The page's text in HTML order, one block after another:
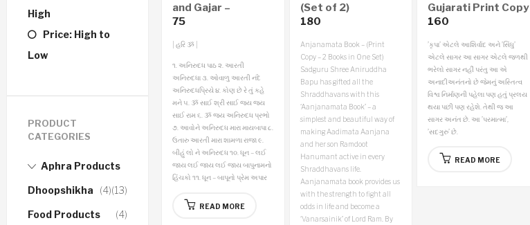
and Gajar –
Gujarati Audio CD
75
| હરિ ૐ |
૧. અનિરુદધ પાઠ૨. આરતી
અનિરુદધા૩. ઓવાળુ આરતી નંદે
અનિરુદધપ્રિયે૪. કોણ છે રે તું કહે
મને ૫. ૐ સાઈ શ્રી સાઈ જય જય
સાઈ રામ૬. ૐ જય અનિરુદધ પ્રભો
૭. આવોને અનિરુદધ મારા માયબાપા૮.
ઉતારુ આરતી મારા શામળા રાજા૯.
બીહું લો ને અનિરુદધ૧૦. ધૂન – લઈ
જાય લઈ જાય લઈ જાય બાપુનામનો
હિંચકો ૧૧. ધૂન – બાપૂનો પ્રેમ અપાર
READ MORE
(Set of 2)
180
Anjanamata Book – (Print
Copy – 2 Books in One Set)
Sadguru Shree Aniruddha
Bapu has gifted all the
Shraddhavans with this
‘Aanjanamata Book’ – a
simplest and beautiful way of
making Aadimata Aanjana
and her son Ramdoot
Hanumant active in every
Shraddhavans life.
Aanjanamata book provides us
with the strength to fight all
odds in life and become a
‘Vanarsainik’ of Lord Ram. By
Gujarati Print Copy
(Bi-Monthly –
Yearly 6 Issues)
160
’કૃપા’ એટલે આશિર્વાદ અને ’સિંધુ’
એટલે સાગર આ સાગર એટલે જળથી
ભરેલો સાગર નહીં પરંતુ આ એ
અનાદીઅનંતનો છે જેમનું અસ્તિત્વ
વિશ્વ નિર્માણની પહેલા પણ હતું પ્રલય
થયા પછી પણ રહેશે. તેથી જ આ
સાગર અનંત છે. આ ’પરમાત્મા’,
’સદગુરુ’ છે.
READ MORE
High
Price: High to
Low
PRODUCT
CATEGORIES
Aphra Products
(13)
Dhoopshikha (4)
Food Products (4)